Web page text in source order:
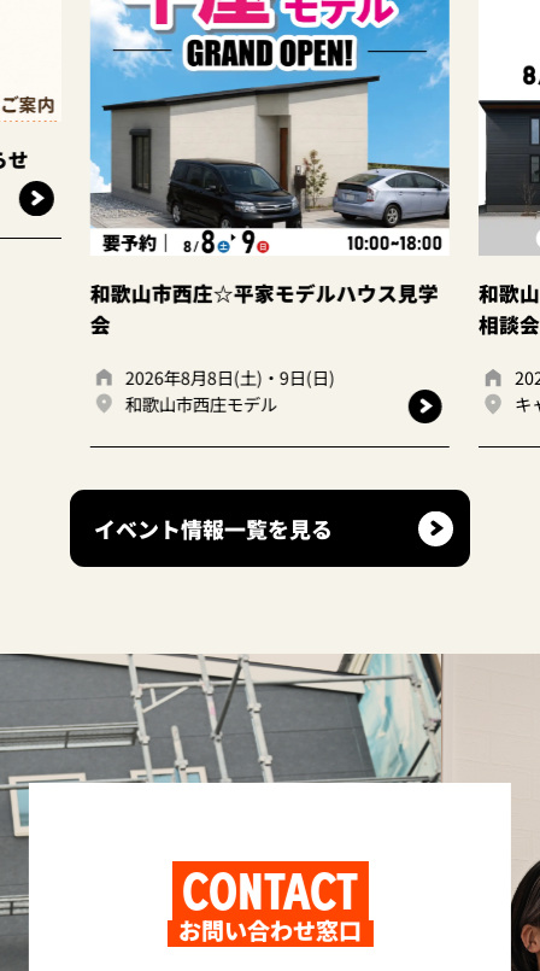
モデルハウス見学
和歌山岩出店 ☆建て替えor住み
2026年8月8日(土)・9日(日)
キャンディハウス岩出店
イベント情報一覧を見る
CONTACT
お問い合わせ窓口